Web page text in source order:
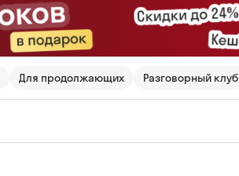
Для продолжающих Разговорный клуб